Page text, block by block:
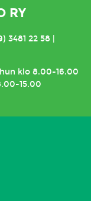
RY
22 58 |
klo 8.00-16.00
15.00